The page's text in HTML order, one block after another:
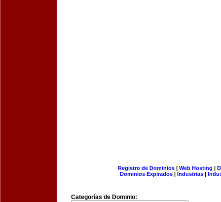
Registro de Dominios| Web Hosting |
Dominios Expirados | Industrias |
Categorías de Dominio: